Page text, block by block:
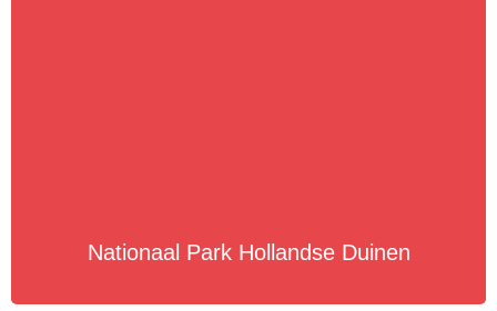
Nationaal Park Hollandse Duinen